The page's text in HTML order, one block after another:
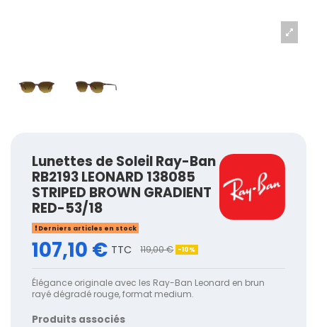
Lunettes de Soleil Ray-Ban
RB2193 LEONARD 138085
STRIPED BROWN GRADIENT
RED-53/18
Derniers articles en stock
107,10 € TTC 119,00 € -10%
Élégance originale avec les Ray-Ban Leonard en brun
rayé dégradé rouge, format medium.
Produits associés